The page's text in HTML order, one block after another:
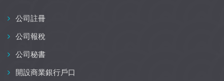
公司註冊
公司報稅
公司秘書
開設商業銀行戶口